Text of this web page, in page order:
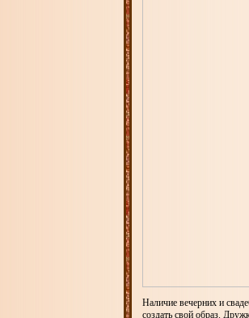
Наличие вечерних и
создать свой образ.